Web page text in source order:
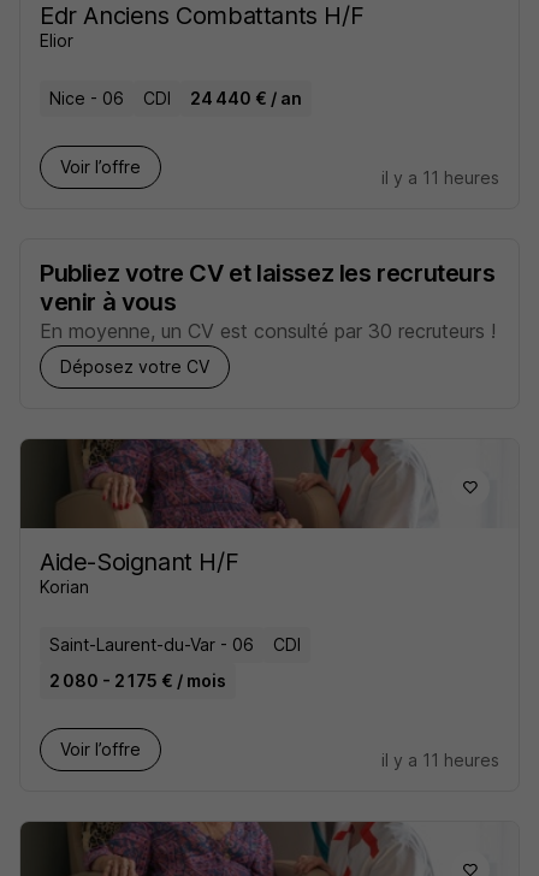
Edr Anciens Combattants H/F
Elior
Nice - 06 CDI 24 440 € / an
Voir l’offre
il y a 11 heures
Publiez votre CV et laissez les recruteurs
venir à vous
En moyenne, un CV est consulté par 30 recruteurs !
Déposez votre CV
Aide-Soignant H/F
Korian
Saint-Laurent-du-Var - 06
CDI
2 080 - 2 175 € / mois
Voir l’offre
il y a 11 heures